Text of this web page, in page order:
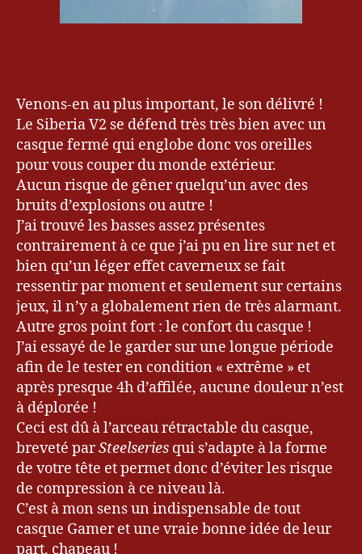
Venons-en au plus important, le son délivré !
Le Siberia V2 se défend très très bien avec un
casque fermé qui englobe donc vos oreilles
pour vous couper du monde extérieur.
Aucun risque de gêner quelqu’un avec des
bruits d’explosions ou autre !
J’ai trouvé les basses assez présentes
contrairement à ce que j’ai pu en lire sur net et
bien qu’un léger effet caverneux se fait
ressentir par moment et seulement sur certains
jeux, il n’y a globalement rien de très alarmant.
Autre gros point fort : le confort du casque !
J’ai essayé de le garder sur une longue période
afin de le tester en condition « extrême » et
après presque 4h d’affilée, aucune douleur n’est
à déplorée !
Ceci est dû à l’arceau rétractable du casque,
breveté parSteelseries qui s’adapte à la forme
de votre tête et permet donc d’éviter les risque
de compression à ce niveau là.
C’est à mon sens un indispensable de tout
casque Gamer et une vraie bonne idée de leur
part, chapeau !